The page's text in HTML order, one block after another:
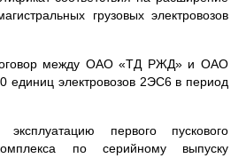
грузовых электровозов
между ОАО «ТД РЖД» и ОАО
единиц электровозов 2ЭС6 в период
первого пускового
по серийному выпуску